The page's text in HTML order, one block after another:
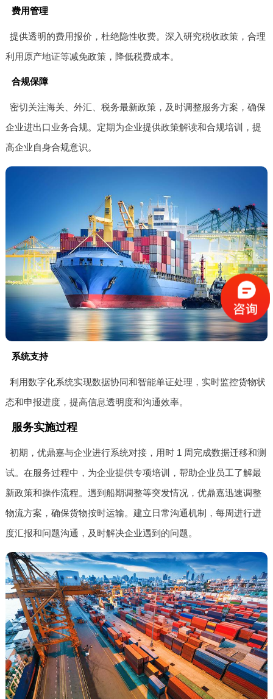
费用管理
提供透明的费用报价，杜绝隐性收费。深入研究税收政策，合理
利用原产地证等减免政策，降低税费成本。
合规保障
密切关注海关、外汇、税务最新政策，及时调整服务方案，确保
企业进出口业务合规。定期为企业提供政策解读和合规培训，提
高企业自身合规意识。
系统支持
利用数字化系统实现数据协同和智能单证处理，实时监控货物状
态和申报进度，提高信息透明度和沟通效率。
服务实施过程
初期，优鼎嘉与企业进行系统对接，用时 1 周完成数据迁移和测
试。在服务过程中，为企业提供专项培训，帮助企业员工了解最
新政策和操作流程。遇到船期调整等突发情况，优鼎嘉迅速调整
物流方案，确保货物按时运输。建立日常沟通机制，每周进行进
度汇报和问题沟通，及时解决企业遇到的问题。